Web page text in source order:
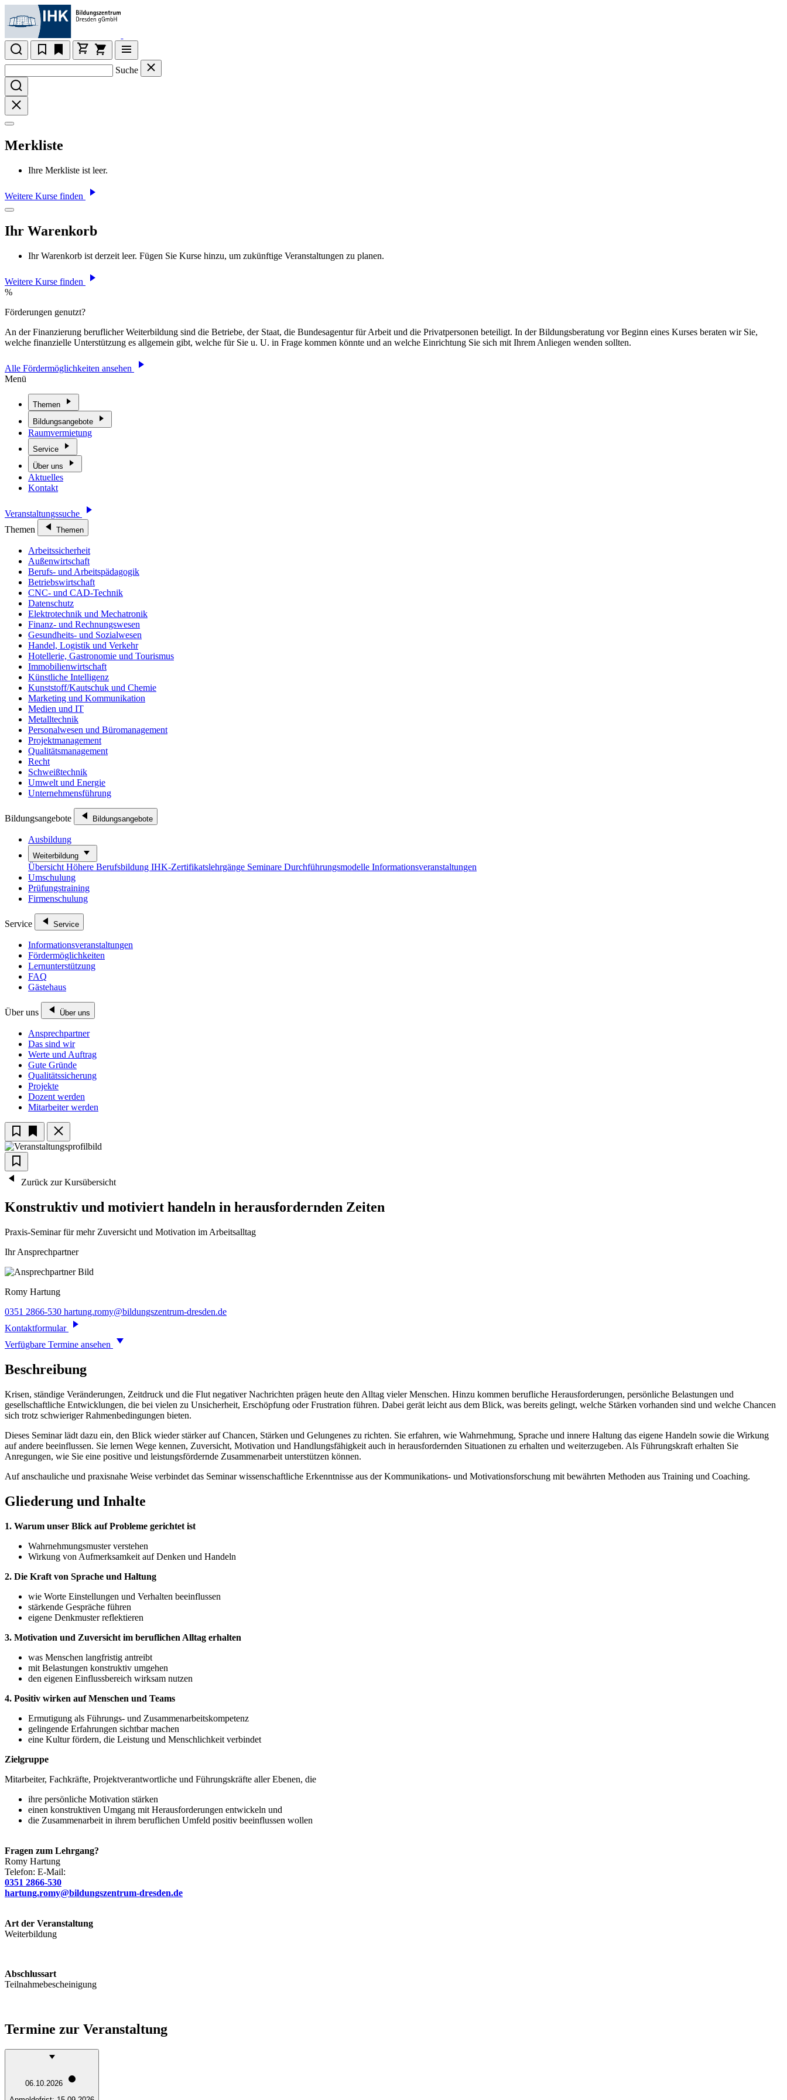
Suche
Merkliste
Ihre Merkliste ist leer.
Weitere Kurse finden
Ihr Warenkorb
Ihr Warenkorb ist derzeit leer. Fügen Sie Kurse hinzu, um zukünftige Veranstaltungen zu planen.
Weitere Kurse finden
%
Förderungen genutzt?
An der Finanzierung beruflicher Weiterbildung sind die Betriebe, der Staat, die Bundesagentur für Arbeit und die Privatpersonen beteiligt. In der Bildungsberatung vor Beginn eines Kurses beraten wir Sie,
welche finanzielle Unterstützung es allgemein gibt, welche für Sie u. U. in Frage kommen könnte und an welche Einrichtung Sie sich mit Ihrem Anliegen wenden sollten.
Alle Fördermöglichkeiten ansehen
Menü
Themen
Bildungsangebote
Raumvermietung
Service
Über uns
Aktuelles
Kontakt
Veranstaltungssuche
Themen
Themen
Arbeitssicherheit
Außenwirtschaft
Berufs- und Arbeitspädagogik
Betriebswirtschaft
CNC- und CAD-Technik
Datenschutz
Elektrotechnik und Mechatronik
Finanz- und Rechnungswesen
Gesundheits- und Sozialwesen
Handel, Logistik und Verkehr
Hotellerie, Gastronomie und Tourismus
Immobilienwirtschaft
Künstliche Intelligenz
Kunststoff/Kautschuk und Chemie
Marketing und Kommunikation
Medien und IT
Metalltechnik
Personalwesen und Büromanagement
Projektmanagement
Qualitätsmanagement
Recht
Schweißtechnik
Umwelt und Energie
Unternehmensführung
Bildungsangebote Bildungsangebote
Ausbildung
Weiterbildung
Übersicht Höhere Berufsbildung IHK-Zertifikatslehrgänge Seminare Durchführungsmodelle Informationsveranstaltungen
Umschulung
Prüfungstraining
Firmenschulung
Service Service
Informationsveranstaltungen
Fördermöglichkeiten
Lernunterstützung
FAQ
Gästehaus
Über uns Über uns
Ansprechpartner
Das sind wir
Werte und Auftrag
Gute Gründe
Qualitätssicherung
Projekte
Dozent werden
Mitarbeiter werden
Zurück zur Kursübersicht
Konstruktiv und motiviert handeln in herausfordernden Zeiten
Praxis-Seminar für mehr Zuversicht und Motivation im Arbeitsalltag
Ihr Ansprechpartner
Romy Hartung
0351 2866-530 hartung.romy@bildungszentrum-dresden.de
Kontaktformular
Verfügbare Termine ansehen
Beschreibung
Krisen, ständige Veränderungen, Zeitdruck und die Flut negativer Nachrichten prägen heute den Alltag vieler Menschen. Hinzu kommen berufliche Herausforderungen, persönliche Belastungen und
gesellschaftliche Entwicklungen, die bei vielen zu Unsicherheit, Erschöpfung oder Frustration führen. Dabei gerät leicht aus dem Blick, was bereits gelingt, welche Stärken vorhanden sind und welche Chancen
sich trotz schwieriger Rahmenbedingungen bieten.
Dieses Seminar lädt dazu ein, den Blick wieder stärker auf Chancen, Stärken und Gelungenes zu richten. Sie erfahren, wie Wahrnehmung, Sprache und innere Haltung das eigene Handeln sowie die Wirkung
auf andere beeinflussen. Sie lernen Wege kennen, Zuversicht, Motivation und Handlungsfähigkeit auch in herausfordernden Situationen zu erhalten und weiterzugeben. Als Führungskraft erhalten Sie
Anregungen, wie Sie eine positive und leistungsfördernde Zusammenarbeit unterstützen können.
Auf anschauliche und praxisnahe Weise verbindet das Seminar wissenschaftliche Erkenntnisse aus der Kommunikations- und Motivationsforschung mit bewährten Methoden aus Training und Coaching.
Gliederung und Inhalte
1. Warum unser Blick auf Probleme gerichtet ist
Wahrnehmungsmuster verstehen
Wirkung von Aufmerksamkeit auf Denken und Handeln
2. Die Kraft von Sprache und Haltung
wie Worte Einstellungen und Verhalten beeinflussen
stärkende Gespräche führen
eigene Denkmuster reflektieren
3. Motivation und Zuversicht im beruflichen Alltag erhalten
was Menschen langfristig antreibt
mit Belastungen konstruktiv umgehen
den eigenen Einflussbereich wirksam nutzen
4. Positiv wirken auf Menschen und Teams
Ermutigung als Führungs- und Zusammenarbeitskompetenz
gelingende Erfahrungen sichtbar machen
eine Kultur fördern, die Leistung und Menschlichkeit verbindet
Zielgruppe
Mitarbeiter, Fachkräfte, Projektverantwortliche und Führungskräfte aller Ebenen, die
ihre persönliche Motivation stärken
einen konstruktiven Umgang mit Herausforderungen entwickeln und
die Zusammenarbeit in ihrem beruflichen Umfeld positiv beeinflussen wollen
Fragen zum Lehrgang?
Romy Hartung
Telefon: E-Mail:
0351 2866-530
hartung.romy@bildungszentrum-dresden.de
Art der Veranstaltung
Weiterbildung
Abschlussart
Teilnahmebescheinigung
Termine zur Veranstaltung
06.10.2026